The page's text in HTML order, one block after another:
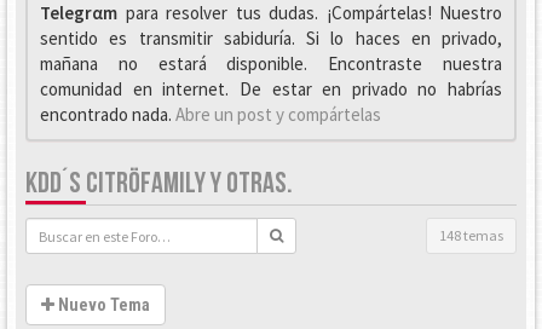
Telegrαm para resolver tus dudas. ¡Compártelas! Nuestro
sentido es transmitir sabiduría. Si lo haces en privado,
mañana no estará disponible. Encontraste nuestra
comunidad en internet. De estar en privado no habrías
encontrado nada. Abre un post y compártelas
KDD´S CITRÖFAMILY Y OTRAS.
148 temas
Nuevo Tema